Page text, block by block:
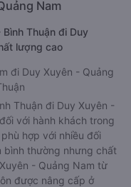
Nam
Thuận đi Duy
lượng cao
đi Duy Xuyên - Quảng
Thuận đi Duy Xuyên -
với hành khách trong
hợp với nhiều đối
bình thường nhưng chất
- Quảng Nam từ
được nâng cấp ở